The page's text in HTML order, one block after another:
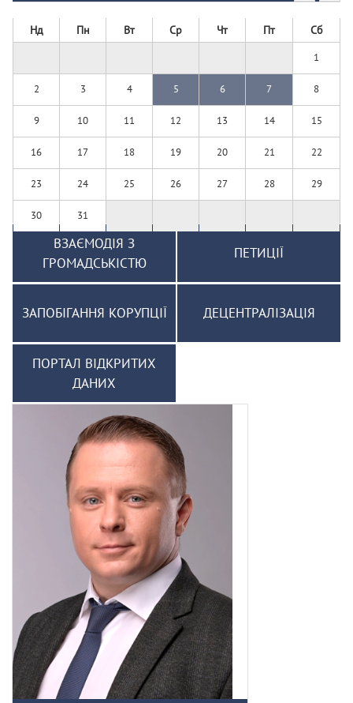
Нд Пн Вт Ср Чт Пт Сб
1
2 3 4 5 6 7 8
9 10 11 12 13 14 15
16 17 18 19 20 21 22
23 24 25 26 27 28 29
30 31
ВЗАЄМОДІЯ З
ГРОМАДСЬКІСТЮ
ПЕТИЦІЇ
ЗАПОБІГАННЯ КОРУПЦІЇ ДЕЦЕНТРАЛІЗАЦІЯ
ПОРТАЛ ВІДКРИТИХ
ДАНИХ